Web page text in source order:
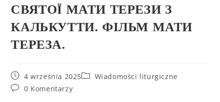
СВЯТОЇ МАТИ ТЕРЕЗИ З
КАЛЬКУТТИ. ФІЛЬМ МАТИ
ТЕРЕЗА.
4 września 2025
Wiadomości liturgiczne
0 Komentarzy